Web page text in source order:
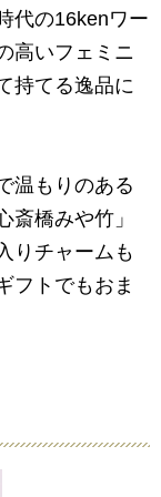
代の16kenワー
高いフェミニ
持てる逸品に
温もりのある
橋みや竹」
りチャームも
フトでもおま